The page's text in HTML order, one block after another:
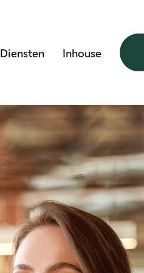
Diensten Inhouse